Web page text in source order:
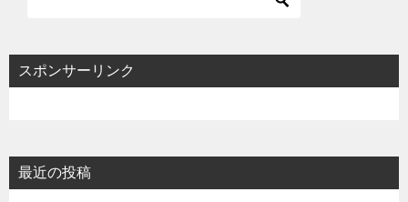
シスポンサーリンク
最近の投稿